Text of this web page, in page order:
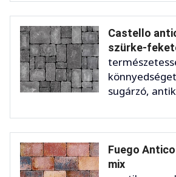
Castello
szürke-
sugárzó,
Fuego
mix